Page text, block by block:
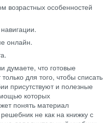
возрастных особенностей
онлайн.
думаете, что готовые
для того, чтобы списать
присутствуют и полезные
которых
понять материал
не как на книжку с